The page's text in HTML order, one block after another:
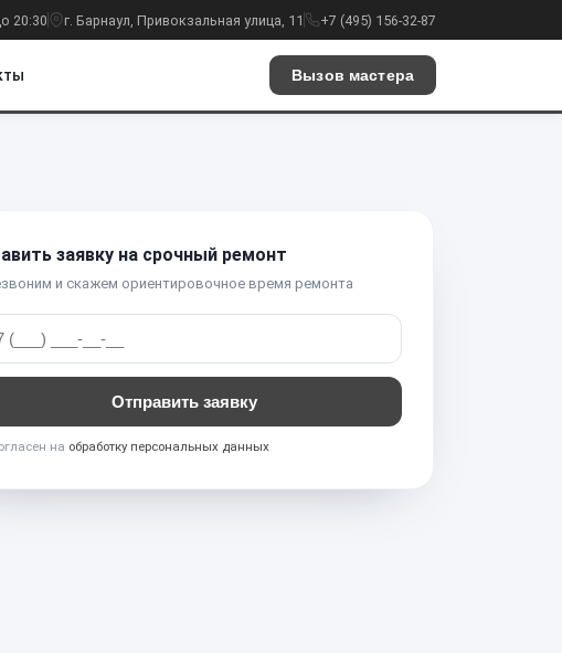
20:30 г. Барнаул, Привокзальная улица, 11 +7 (495) 156-32-87
Вызов мастера
заявку на срочный ремонт
и скажем ориентировочное время ремонта
Отправить заявку
на обработку персональных данных